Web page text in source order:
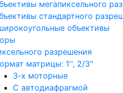
мегапиксельного
стандартного
объективы
разрешения
матрицы: 1'', 2/3"
3-х моторные
С автодиафрагмой